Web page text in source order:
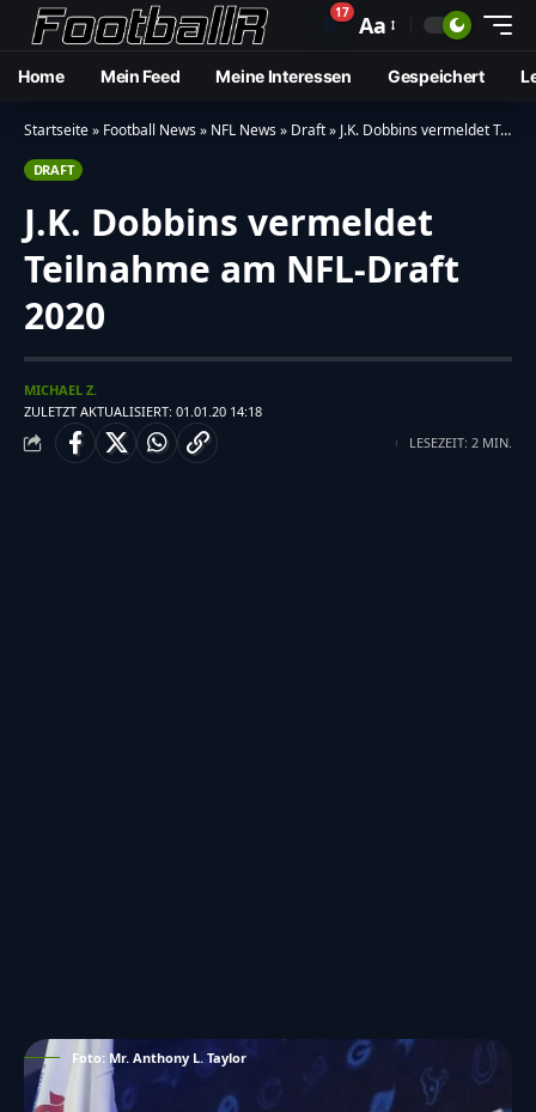
🔔17 Aa
Home Mein Feed Meine Interessen Gespeichert
Startseite» Football News» NFL News» Draft» J.K. Dobbins vermeldet Teilnahme am NFL-Draft 2020
DRAFT
J.K. Dobbins vermeldet
Teilnahme am NFL-Draft
2020
ZULETZT AKTUALISIERT: 01.01.20 14:18
MICHAEL Z.
LESEZEIT: 2 MIN.
Foto: Mr. Anthony L. Taylor